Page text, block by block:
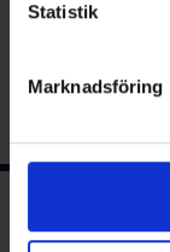
Du kan ändra
Vi använder
för sociala
vidarebefordrar
annons- och
Statistik
Marknadsföring